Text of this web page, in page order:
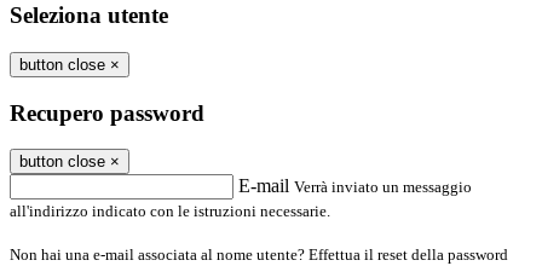
Seleziona utente
button close ×
Recupero password
button close ×
E-mail Verrà inviato un messaggio
all'indirizzo indicato con le istruzioni necessarie.
Non hai una e-mail associata al nome utente? Effettua il reset della password